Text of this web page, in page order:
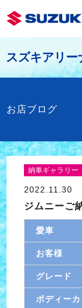
スズキアリー
お店ブログ
納車ギャラリー
2022.11.30
ジムニーご
愛車
お客様
グレード
ボディーカ